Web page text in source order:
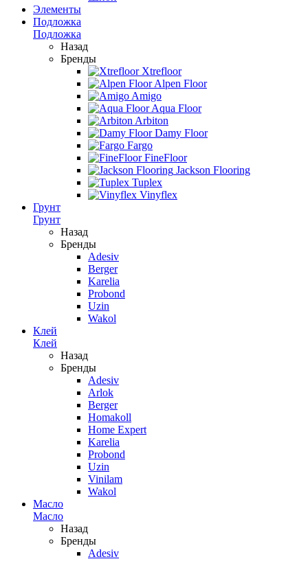
Элементы
Подложка
Подложка
Назад
Бренды
Xtrefloor
Alpen Floor
Amigo
Aqua Floor
Arbiton
Damy Floor
Fargo
FineFloor
Jackson Flooring
Tuplex
Vinyflex
Грунт
Грунт
Назад
Бренды
Adesiv
Berger
Karelia
Probond
Uzin
Wakol
Клей
Клей
Назад
Бренды
Adesiv
Arlok
Berger
Homakoll
Home Expert
Karelia
Probond
Uzin
Vinilam
Wakol
Масло
Масло
Назад
Бренды
Adesiv